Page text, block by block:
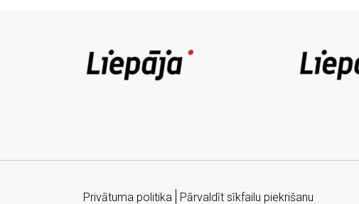
Privātuma politika Pārvaldīt sīkfailu piekrišanu